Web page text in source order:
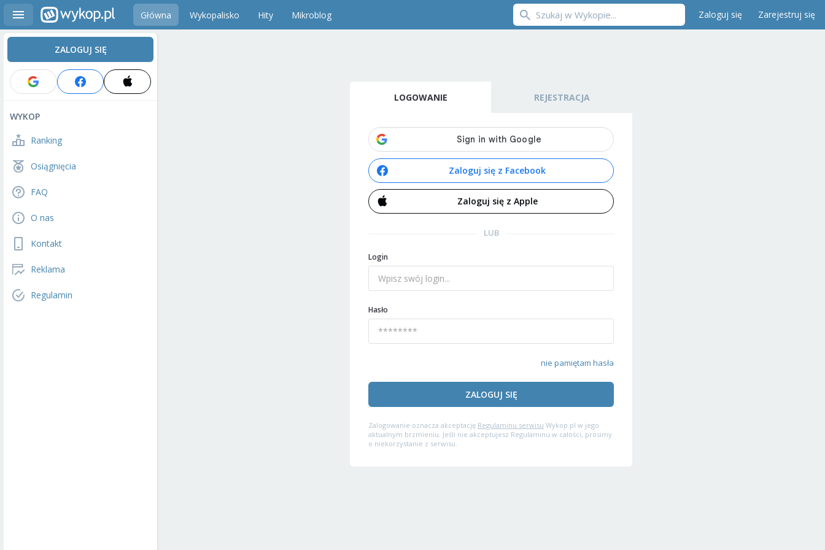
Główna Wykopalisko Hity Mikroblog Zaloguj się Zarejestruj się
ZALOGUJ SIĘ
WYKOP
Ranking
Osiągnięcia
FAQ
O nas
Kontakt
Reklama
Regulamin
LOGOWANIE REJESTRACJA
Zaloguj się z Facebook
Zaloguj się z Apple
LUB
Login
Hasło
nie pamiętam hasła
ZALOGUJ SIĘ
Zalogowanie oznacza akceptację Regulaminu serwisu Wykop.pl w jego
aktualnym brzmieniu. Jeśli nie akceptujesz Regulaminu w całości, prosimy
o niekorzystanie z serwisu.